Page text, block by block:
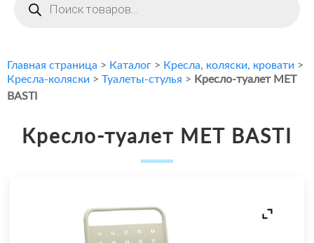
товаров
Главная страница > Каталог > Кресла, коляски, кровати >
Кресла-коляски > Туалеты-стулья > Кресло-туалет MET
BASTI
Кресло-туалет MET BASTI